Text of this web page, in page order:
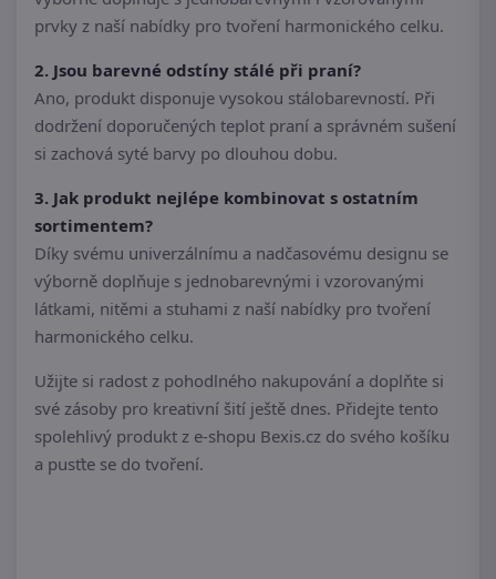
prvky z naší nabídky pro tvoření harmonického celku.
2. Jsou barevné odstíny stálé při praní?
Ano, produkt disponuje vysokou stálobarevností. Při
dodržení doporučených teplot praní a správném sušení
si zachová syté barvy po dlouhou dobu.
3. Jak produkt nejlépe kombinovat s ostatním
sortimentem?
Díky svému univerzálnímu a nadčasovému designu se
výborně doplňuje s jednobarevnými i vzorovanými
látkami, nitěmi a stuhami z naší nabídky pro tvoření
harmonického celku.
Užijte si radost z pohodlného nakupování a doplňte si
své zásoby pro kreativní šití ještě dnes. Přidejte tento
spolehlivý produkt z e-shopu Bexis.cz do svého košíku
a pusťte se do tvoření.